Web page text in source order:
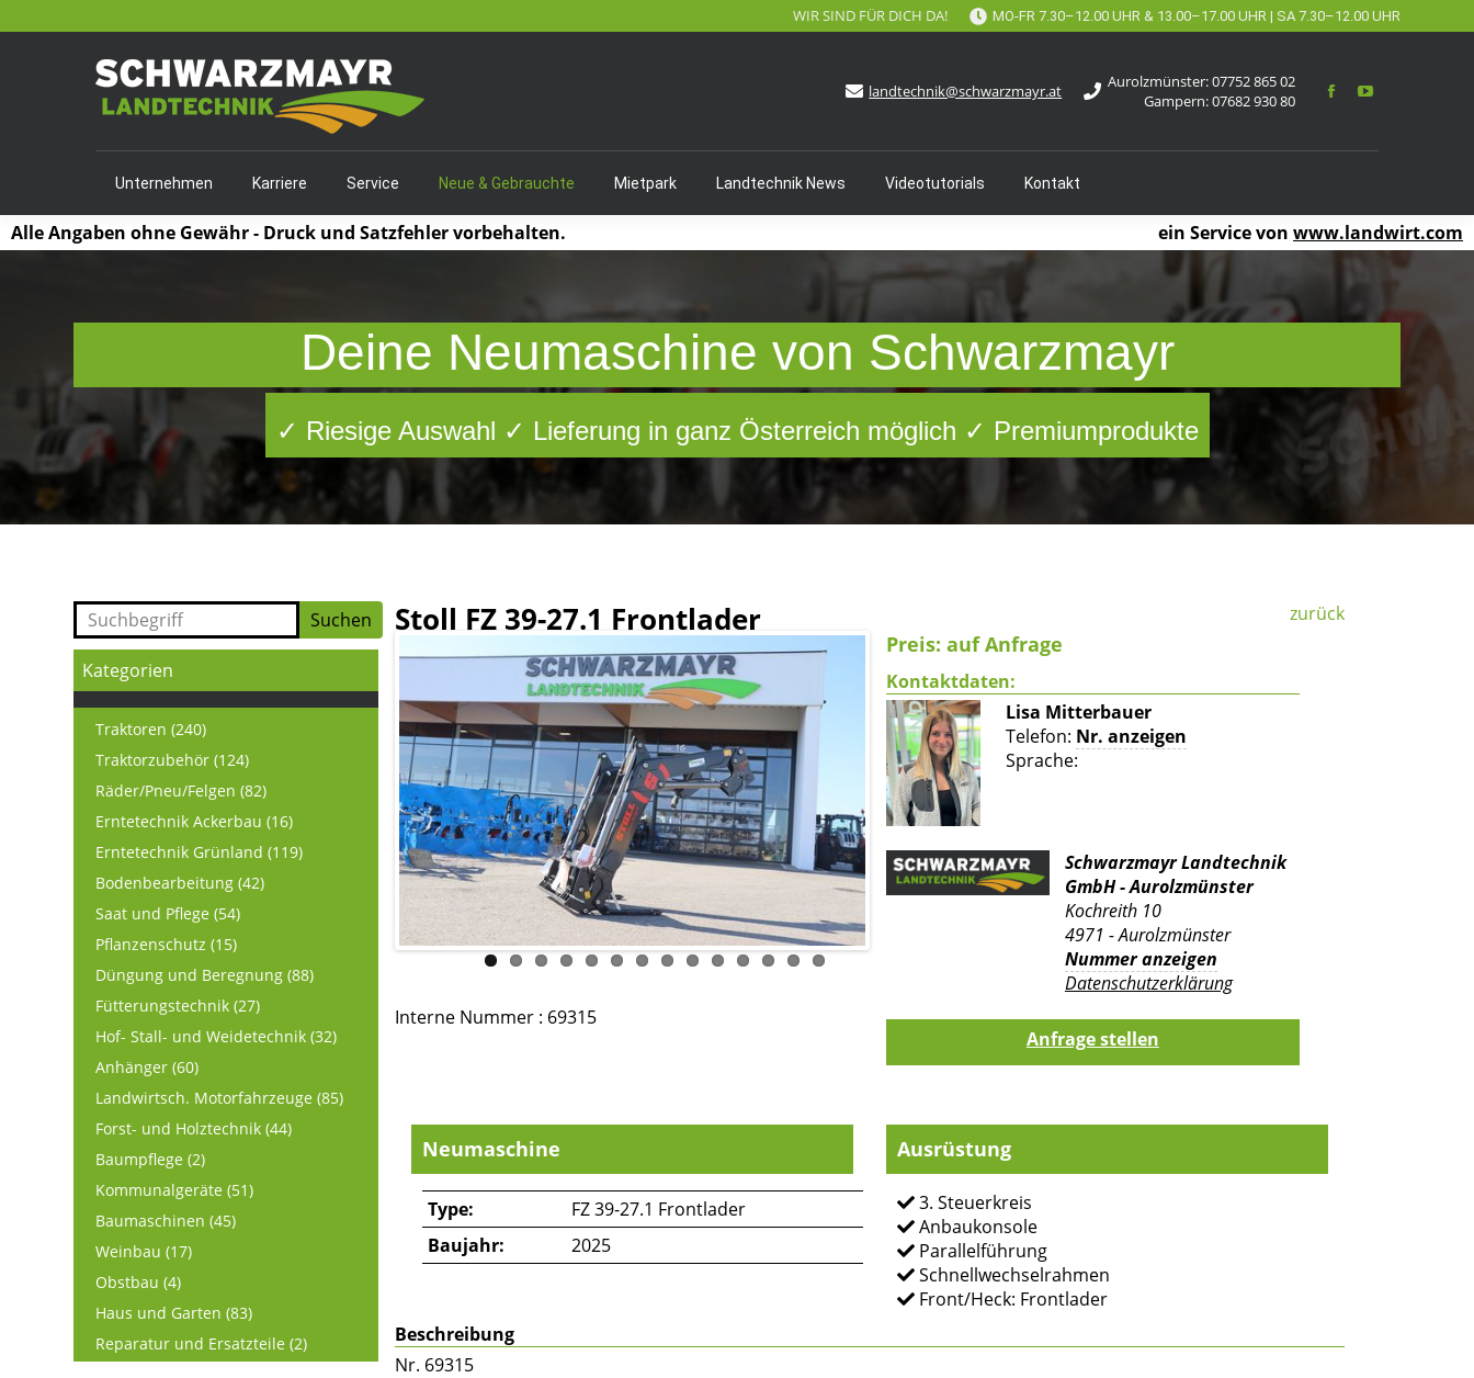
WIR SIND FÜR DICH DA! MO-FR 7.30–12.00 UHR & 13.00–17.00 UHR | SA 7.30–12.00 UHR
landtechnik@schwarzmayr.at Aurolzmünster:07752 865 02
Gampern:07682 930 80
Unternehmen Karriere Service Neue & Gebrauchte Mietpark Landtechnik News Videotutorials Kontakt
Deine Neumaschine von Schwarzmayr
✓ Riesige Auswahl ✓ Lieferung in ganz Österreich möglich ✓ Premiumprodukte
Kategorien
Traktoren (240)
Traktorzubehör (124)
Räder/Pneu/Felgen (82)
Erntetechnik Ackerbau (16)
Erntetechnik Grünland (119)
Bodenbearbeitung (42)
Saat und Pflege (54)
Pflanzenschutz (15)
Düngung und Beregnung (88)
Fütterungstechnik (27)
Hof- Stall- und Weidetechnik (32)
Anhänger (60)
Landwirtsch. Motorfahrzeuge (85)
Forst- und Holztechnik (44)
Baumpflege (2)
Kommunalgeräte (51)
Baumaschinen (45)
Weinbau (17)
Obstbau (4)
Haus und Garten (83)
Reparatur und Ersatzteile (2)
Stoll FZ 39-27.1 Frontlader zurück
Interne Nummer : 69315
Preis: auf Anfrage
Kontaktdaten:
Lisa Mitterbauer
Telefon: Nr. anzeigen
Sprache:
Schwarzmayr Landtechnik
GmbH - Aurolzmünster
Kochreith 10
4971 - Aurolzmünster
Nummer anzeigen
Datenschutzerklärung
Neumaschine
Type:
FZ 39-27.1 Frontlader
Baujahr:
2025
Ausrüstung
3. Steuerkreis
Anbaukonsole
Parallelführung
Schnellwechselrahmen
Front/Heck: Frontlader
Beschreibung
Nr. 69315
Alle Angaben ohne Gewähr - Druck und Satzfehler vorbehalten. ein Service von www.landwirt.com